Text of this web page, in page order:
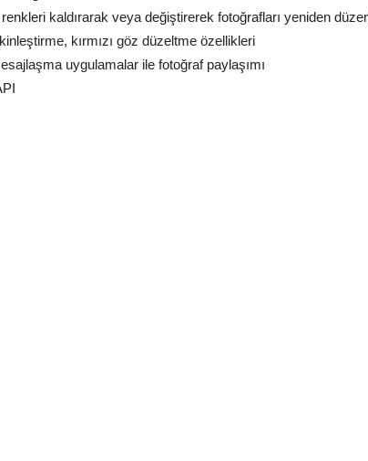
kaldırarak veya değiştirerek fotoğrafları yeniden
kırmızı göz düzeltme özellikleri
uygulamalar ile fotoğraf paylaşımı